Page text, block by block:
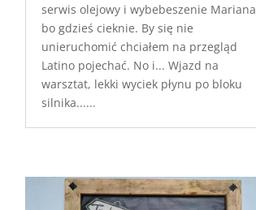
serwis olejowy i wybebeszenie Mariana
bo gdzieś cieknie. By się nie
unieruchomić chciałem na przegląd
Latino pojechać. No i... Wjazd na
warsztat, lekki wyciek płynu po bloku
silnika......